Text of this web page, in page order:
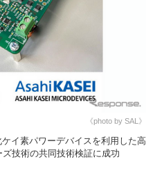
ストップ！不具合修理＆粗悪修理
コーティング
ーメーカー「旧車」関連プロジェ
クト
プロショップ検索
インタビュー
イベントレポート
《photo by SAL》
イ素パワーデバイスを利用した高
技術の共同技術検証に成功